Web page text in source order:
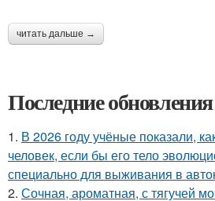
читать дальше →
Последние
1. В 2026 году учёные показали,
человек, если бы его тело
специально для выживания в
2. Сочная, ароматная, с тягучей